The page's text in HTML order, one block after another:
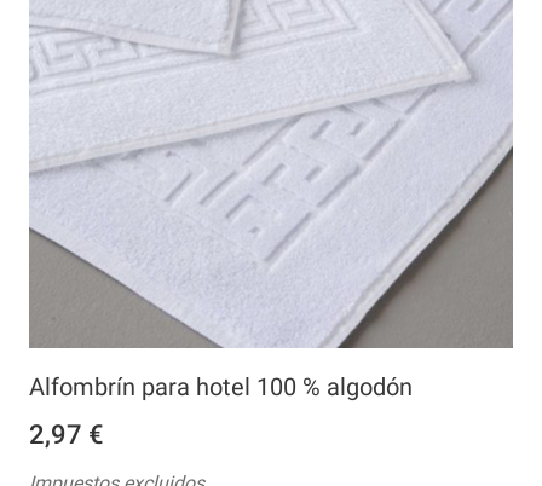
Alfombrín para hotel 100 % algodón
2,97 €